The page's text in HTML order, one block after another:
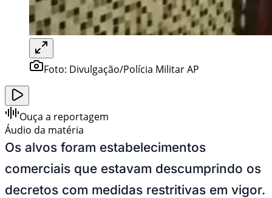
Foto: Divulgação/Polícia Militar AP
Ouça a reportagem
Áudio da matéria
Os alvos foram estabelecimentos
comerciais que estavam descumprindo os
decretos com medidas restritivas em vigor.